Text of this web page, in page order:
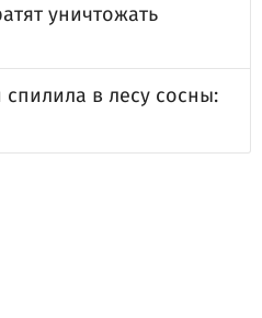
уничтожать
в лесу сосны: